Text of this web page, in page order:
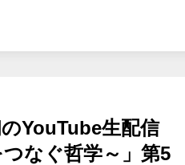
YouTube生配信
なぐ哲学～」第5